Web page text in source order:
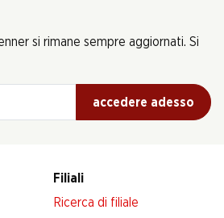
si rimane sempre aggiornati. Si
accedere adesso
Filiali
Ricerca di filiale